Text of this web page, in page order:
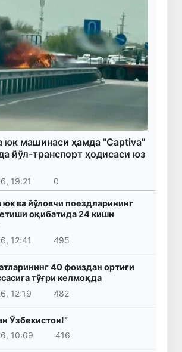
юк машинаси ҳамда "Captiva"
йўл-транспорт ҳодисаси юз
19:21 0
юк ва йўловчи поездларининг
оқибатида 24 киши
12:41
495
40 фоиздан ортиғи
тўғри келмоқда
12:19
482
Ўзбекистон!”
10:09
416